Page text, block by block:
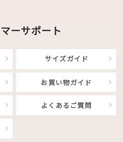
ーサポート
サイズガイド
お買い物ガイド
よくあるご質問